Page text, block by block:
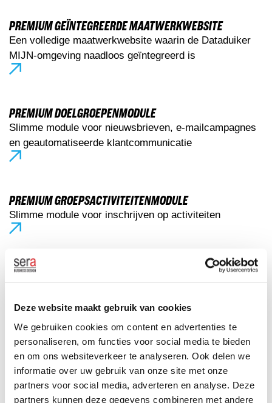
Deze website maakt gebruik van cookies
We gebruiken cookies om content en advertenties te
personaliseren, om functies voor social media te bieden
en om ons websiteverkeer te analyseren. Ook delen we
informatie over uw gebruik van onze site met onze
partners voor social media, adverteren en analyse. Deze
partners kunnen deze gegevens combineren met andere
PREMIUM GEÏNTEGREERDE MAATWERKWEBSITE
Een volledige maatwerkwebsite waarin de Dataduiker
MIJN-omgeving naadloos geïntegreerd is
PREMIUM DOELGROEPENMODULE
Slimme module voor nieuwsbrieven, e-mailcampagnes
en geautomatiseerde klantcommunicatie
PREMIUM GROEPSACTIVITEITENMODULE
Slimme module voor inschrijven op activiteiten
PREMIUM CRM TAKENMODULE
OPROEPMODULE
Efficiënt en zorgeloos groepen vullen